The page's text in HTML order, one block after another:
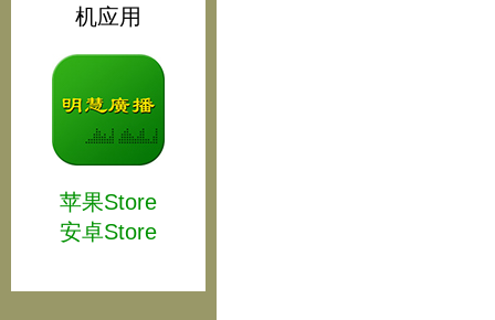
机应用
苹果Store
安卓Store